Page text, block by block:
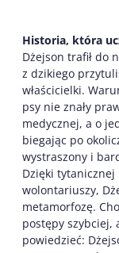
Historia, która
Dżejson trafił do
z dzikiego
właścicielki.
psy nie znały
medycznej, a o
biegając po
wystraszony i
Dzięki tytanicznej
wolontariuszy,
metamorfozę.
postępy szybciej,
powiedzieć: